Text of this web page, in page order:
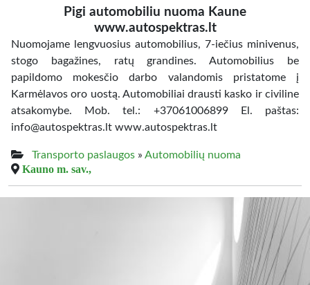
Pigi automobiliu nuoma Kaune
www.autospektras.lt
Nuomojame lengvuosius automobilius, 7-iečius minivenus,
stogo bagažines, ratų grandines. Automobilius be
papildomo mokesčio darbo valandomis pristatome į
Karmėlavos oro uostą. Automobiliai drausti kasko ir civiline
atsakomybe. Mob. tel.: +37061006899 El. paštas:
info@autospektras.lt www.autospektras.lt
Transporto paslaugos » Automobilių nuoma
Kauno m. sav.,